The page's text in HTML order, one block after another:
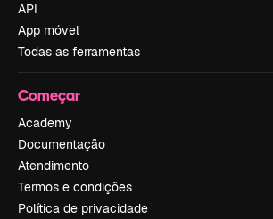
API
App móvel
Todas as ferramentas
Começar
Academy
Documentação
Atendimento
Termos e condições
Política de privacidade